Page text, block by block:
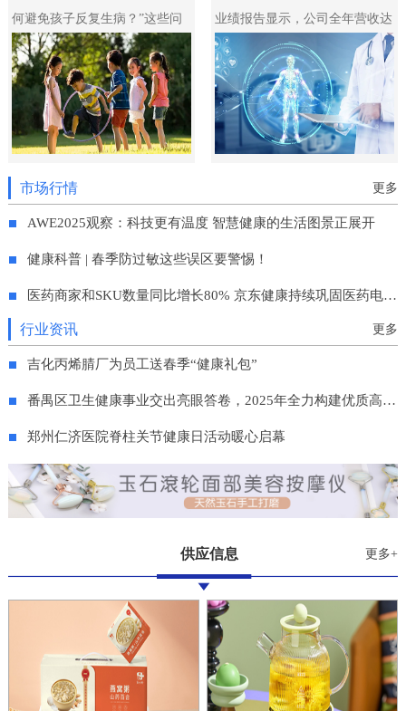
何避免孩子反复生病？”这些问
题困扰着无数家长。儿童健康不
仅关系个体发展，更是家庭与社
会的共同责任。本
业绩报告显示，公司全年营收达
46.69亿元，毛利额创新高达
15.38亿元，毛利率为32.9%，同
比增长1.8个百分点。通过供应
链优化、数智
市场行情 更多
AWE2025观察：科技更有温度 智慧健康的生活图景正展开
健康科普 | 春季防过敏这些误区要警惕！
医药商家和SKU数量同比增长80% 京东健康持续巩固医药电商领先地位
行业资讯 更多
吉化丙烯腈厂为员工送春季“健康礼包”
番禺区卫生健康事业交出亮眼答卷，2025年全力构建优质高效服务体系
郑州仁济医院脊柱关节健康日活动暖心启幕
供应信息 更多+